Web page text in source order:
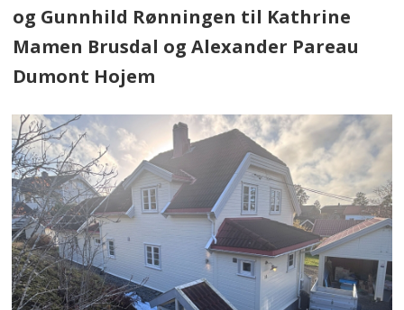
og Gunnhild Rønningen til Kathrine
Mamen Brusdal og Alexander Pareau
Dumont Hojem